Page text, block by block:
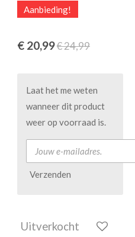
Aanbieding!
€ 20,99€ 24,99
Laat het me weten
wanneer dit product
weer op voorraad is.
Verzenden
Uitverkocht